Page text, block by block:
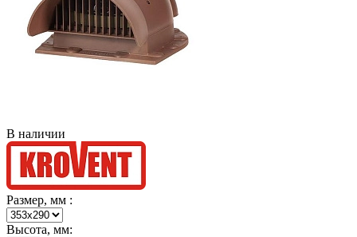
В наличии
Размер, мм :
Высота, мм: